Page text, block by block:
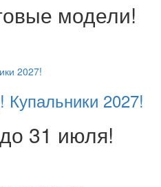
модели!
2027!
31 июля!